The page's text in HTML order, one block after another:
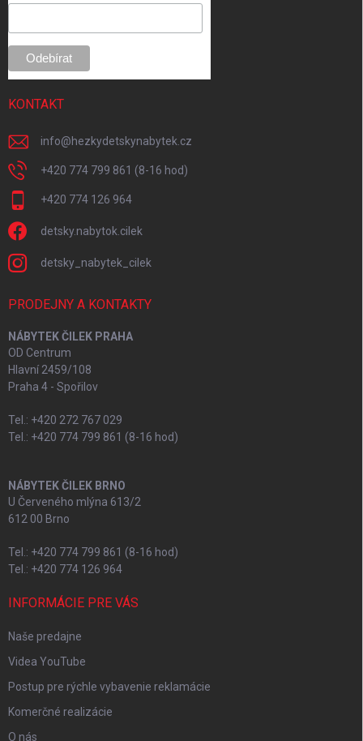
KONTAKT
info@hezkydetskynabytek.cz
+420 774 799 861 (8-16 hod)
+420 774 126 964
detsky.nabytok.cilek
detsky_nabytek_cilek
PRODEJNY A KONTAKTY
NÁBYTEK ČILEK PRAHA
OD Centrum
Hlavní 2459/108
Praha 4 - Spořilov
Tel.: +420 272 767 029
Tel.: +420 774 799 861 (8-16 hod)
NÁBYTEK ČILEK BRNO
U Červeného mlýna 613/2
612 00 Brno
Tel.: +420 774 799 861 (8-16 hod)
Tel.: +420 774 126 964
INFORMÁCIE PRE VÁS
Naše predajne
Videa YouTube
Postup pre rýchle vybavenie reklamácie
Komerčné realizácie
O nás